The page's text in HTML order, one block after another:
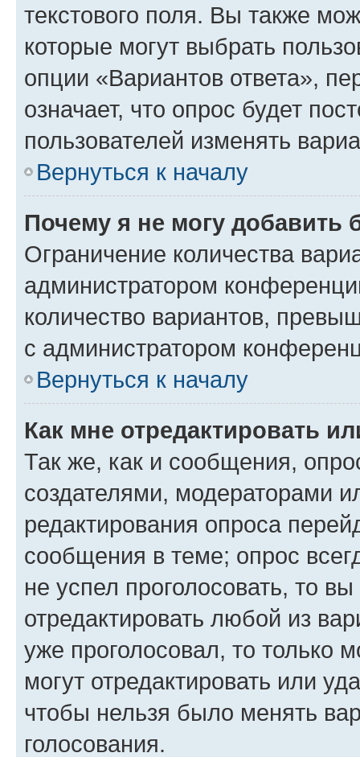
текстового поля. Вы также
которые могут выбрать
опции «Вариантов ответа»,
означает, что опрос будет
пользователей изменять
Вернуться к началу
Почему я не могу добавить
Ограничение количества
администратором
количество вариантов,
с администратором
Вернуться к началу
Как мне отредактировать
Так же, как и сообщения,
создателями, модераторами
редактирования опроса
сообщения в теме; опрос
не успел проголосовать, то
отредактировать любой из
уже проголосовал, то только
могут отредактировать или
чтобы нельзя было менять
голосования.